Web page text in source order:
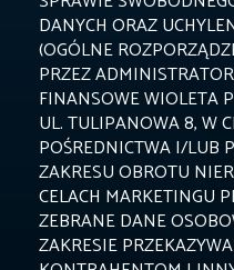
DANYCH ORAZ
(OGÓLNE
PRZEZ
FINANSOWE WIOLETA
UL. TULIPANOWA 8, W
POŚREDNICTWA I/LUB
ZAKRESU OBROTU
CELACH MARKETINGU
ZEBRANE DANE
ZAKRESIE